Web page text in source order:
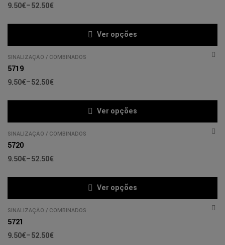
9.50€–52.50€
Ver opções
SINALIZAÇÃO / COMBINADOS
5719
9.50€–52.50€
Ver opções
SINALIZAÇÃO / COMBINADOS
5720
9.50€–52.50€
Ver opções
SINALIZAÇÃO / COMBINADOS
5721
9.50€–52.50€